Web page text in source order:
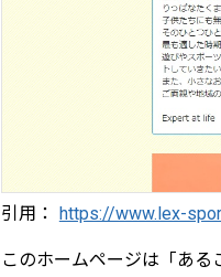
引用： https://www.lex-
このホームページは「ある